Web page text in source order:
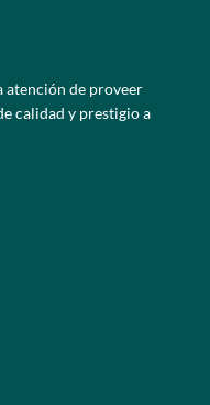
atención de proveer
calidad y prestigio a